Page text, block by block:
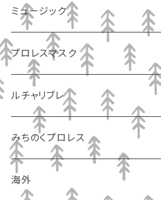
ミュージック
プロレスマスク
ルチャリブレ
みちのくプロレス
海外